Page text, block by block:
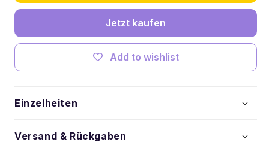
verringern
Pack)
erhöhen
Jetzt kaufen
Add to wishlist
Einzelheiten
Versand & Rückgaben